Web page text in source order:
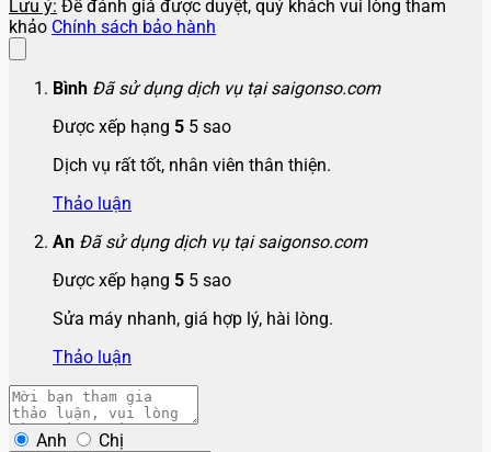
Lưu ý: Để đánh giá được duyệt, quý khách vui lòng tham
khảo Chính sách bảo hành
Bình Đã sử dụng dịch vụ tại saigonso.com
Được xếp hạng 5 5 sao
Dịch vụ rất tốt, nhân viên thân thiện.
Thảo luận
An Đã sử dụng dịch vụ tại saigonso.com
Được xếp hạng 5 5 sao
Sửa máy nhanh, giá hợp lý, hài lòng.
Thảo luận
Anh Chị